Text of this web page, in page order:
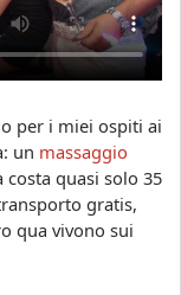
per i miei ospiti ai
un massaggio
quasi solo 35
gratis,
qua vivono sui